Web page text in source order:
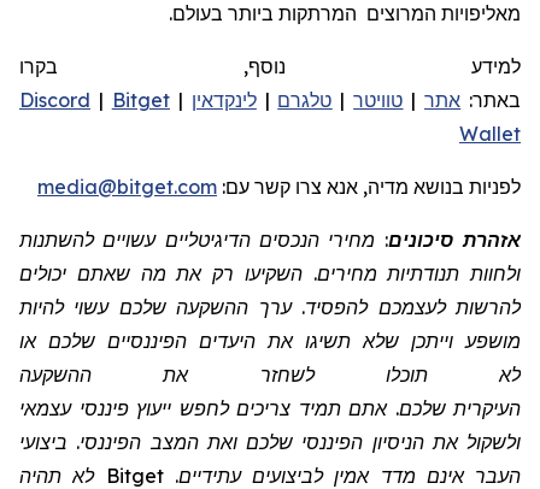
מאליפויות המרוצים המרתקות ביותר בעולם.
למידע נוסף, בקרו
באתר: אתר| טוויטר| טלגרם |לינקדאין |
Discord | Bitget
Wallet
לפניות בנושא מדיה, אנא צרו קשר עם: media@bitget.com
אזהרת סיכונים: מחירי הנכסים הדיגיטליים עשויים להשתנות
ולחוות תנודתיות מחירים. השקיעו רק את מה שאתם יכולים
להרשות לעצמכם להפסיד. ערך ההשקעה שלכם עשוי להיות
מושפע וייתכן שלא תשיגו את היעדים הפיננסיים שלכם או
לא תוכלו לשחזר את ההשקעה
העיקרית שלכם. אתם תמיד צריכים לחפש ייעוץ פיננסי עצמאי
ולשקול את הניסיון הפיננסי שלכם ואת המצב הפיננסי. ביצועי
העבר אינם מדד אמין לביצועים עתידיים.Bitget לא תהיה